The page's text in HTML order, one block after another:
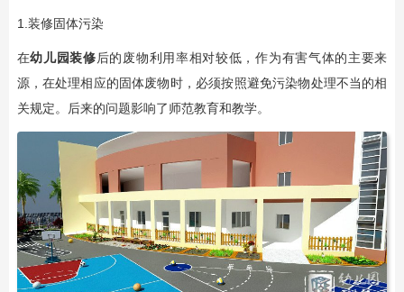
1.装修固体污染
在幼儿园装修后的废物利用率相对较低，作为有害气体的主要来
源，在处理相应的固体废物时，必须按照避免污染物处理不当的相
关规定。后来的问题影响了师范教育和教学。